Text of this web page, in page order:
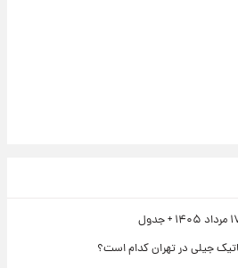
جیلی در تهران کدام است؟